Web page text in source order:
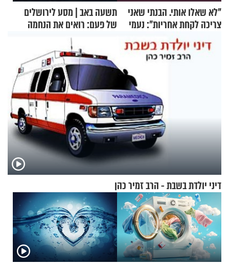
"לא שאלו אותי. הבנתי שאני
צריכה לקחת אחריות": נעמי
בנט בריאיון אישי
תשעה באב | מסע לירושלים
של פעם: רואים את הנחמה
דיני יולדת בשבת - הרב זמיר כהן